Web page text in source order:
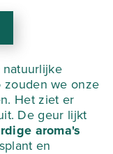
:
€.
zouden we onze
Het ziet er
De geur lijkt
aroma's
en